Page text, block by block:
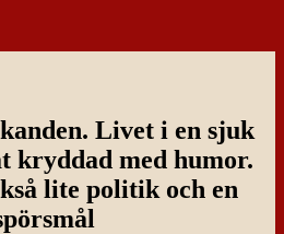
Livet i en sjuk
kryddad med humor.
lite politik och en